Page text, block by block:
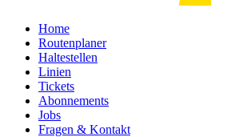
Home
Routenplaner
Haltestellen
Linien
Tickets
Abonnements
Jobs
Fragen & Kontakt